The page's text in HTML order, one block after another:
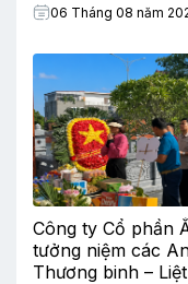
06 Tháng 08 năm
Công ty Cổ phần
tưởng niệm các
Thương binh –